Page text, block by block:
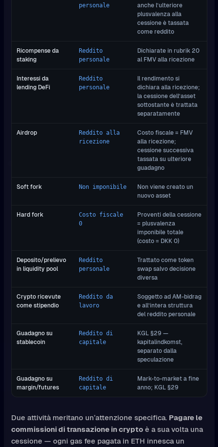
personale
anche l’ulteriore
plusvalenza alla
cessione è tassata
come reddito
Ricompense da
staking
Reddito
personale
Dichiarate in rubrik 20
al FMV alla ricezione
Interessi da
lending DeFi
Reddito
personale
Il rendimento si
dichiara alla ricezione;
la cessione dell’asset
sottostante è trattata
separatamente
Airdrop
Reddito alla
ricezione
Costo fiscale = FMV
alla ricezione;
cessione successiva
tassata su ulteriore
guadagno
Soft fork Non imponibile
Non viene creato un
nuovo asset
Hard fork
Costo fiscale
0
Proventi della cessione
= plusvalenza
imponibile totale
(costo = DKK 0)
Deposito/prelievo
in liquidity pool
Reddito
personale
Trattato come token
swap salvo decisione
diversa
Crypto ricevute
come stipendio
Reddito da
lavoro
Soggetto ad AM-bidrag
e all’intera struttura
del reddito personale
Guadagno su
stablecoin
Reddito di
capitale
KGL §29 —
kapitalindkomst,
separato dalla
speculazione
Guadagno su
margin/futures
Reddito di
capitale
Mark-to-market a fine
anno; KGL §29
Due attività meritano un’attenzione specifica. Pagare le
commissioni di transazione in cryptoè a sua volta una
cessione — ogni gas fee pagata in ETH innesca un